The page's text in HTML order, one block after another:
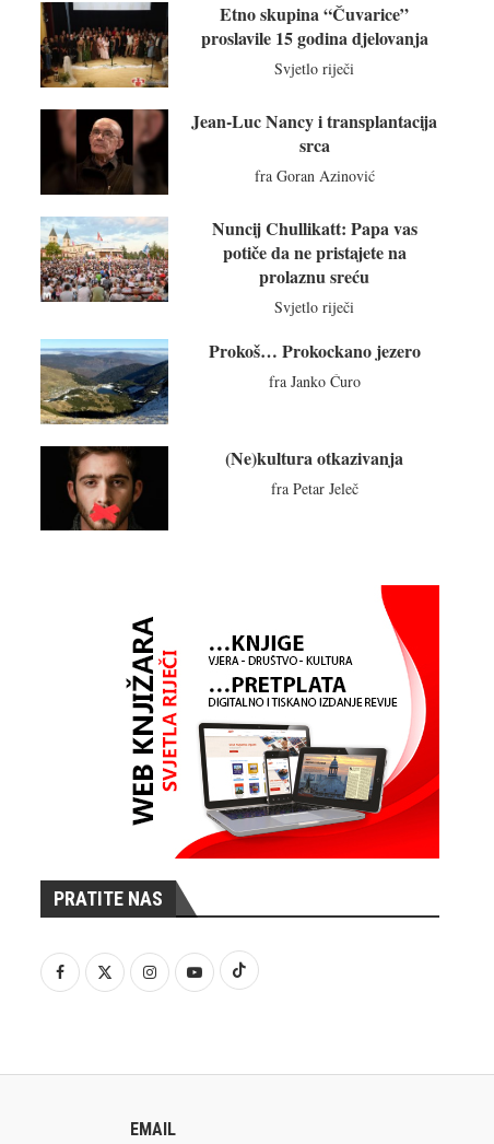
Etno skupina “Čuvarice”
proslavile 15 godina djelovanja
Svjetlo riječi
Jean-Luc Nancy i transplantacija
srca
fra Goran Azinović
Nuncij Chullikatt: Papa vas
potiče da ne pristajete na
prolaznu sreću
Svjetlo riječi
Prokoš… Prokockano jezero
fra Janko Ćuro
(Ne)kultura otkazivanja
fra Petar Jeleč
PRATITE NAS
EMAIL